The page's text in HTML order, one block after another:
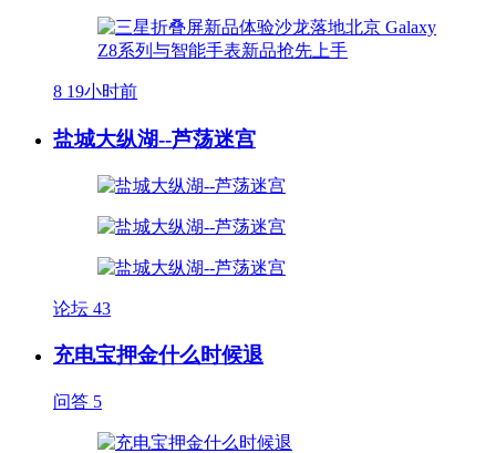
8 19小时前
盐城大纵湖--芦荡迷宫
论坛 43
充电宝押金什么时候退
问答 5